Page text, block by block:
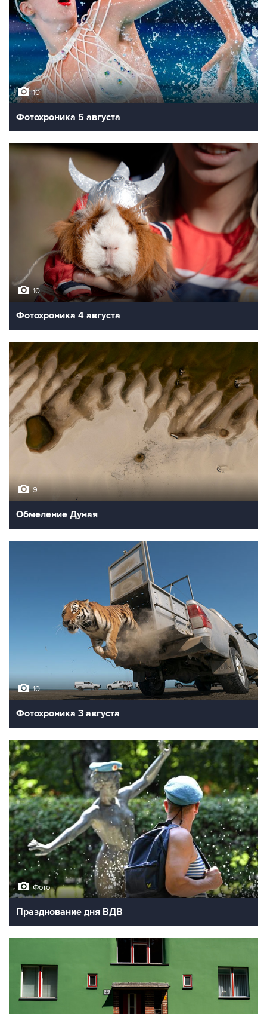
10
Фотохроника 5 августа
10
Фотохроника 4 августа
9
Обмеление Дуная
10
Фотохроника 3 августа
Фото
Празднование дня ВДВ